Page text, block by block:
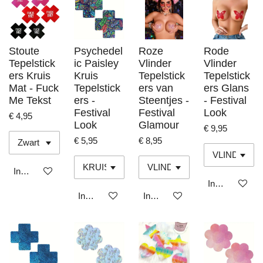
Stoute
Tepelstick
ers Kruis
Mat - Fuck
Me Tekst
€ 4,95
In winkelwagen
Psychedel
ic Paisley
Kruis
Tepelstick
ers -
Festival
Look
€ 5,95
In winkelwagen
Roze
Vlinder
Tepelstick
ers van
Steentjes -
Festival
Glamour
€ 8,95
In winkelwagen
Rode
Vlinder
Tepelstick
ers Glans
- Festival
Look
€ 9,95
In